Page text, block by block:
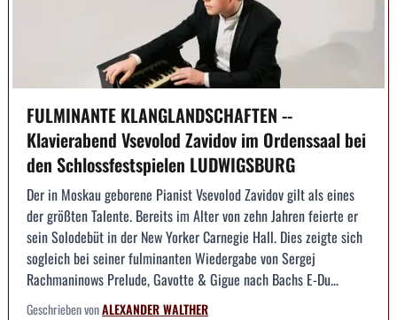
FULMINANTE KLANGLANDSCHAFTEN --
Klavierabend Vsevolod Zavidov im Ordenssaal bei
den Schlossfestspielen LUDWIGSBURG
Der in Moskau geborene Pianist Vsevolod Zavidov gilt als eines
der größten Talente. Bereits im Alter von zehn Jahren feierte er
sein Solodebüt in der New Yorker Carnegie Hall. Dies zeigte sich
sogleich bei seiner fulminanten Wiedergabe von Sergej
Rachmaninows Prelude, Gavotte & Gigue nach Bachs E-Du...
Geschrieben vonALEXANDER WALTHER